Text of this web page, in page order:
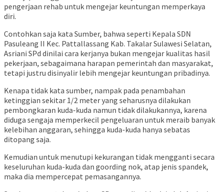
pengerjaan rehab untuk mengejar keuntungan memperkaya
diri.
Contohkan saja kata Sumber, bahwa seperti Kepala SDN
Pasuleang II Kec. Pattallassang Kab. Takalar Sulawesi Selatan,
Asriani SPd dinilai cara kerjanya bukan mengejar kualitas hasil
pekerjaan, sebagaimana harapan pemerintah dan masyarakat,
tetapi justru disinyalir lebih mengejar keuntungan pribadinya.
Kenapa tidak kata sumber, nampak pada penambahan
ketinggian sekitar 1/2 meter yang seharusnya dilakukan
pembongkaran kuda-kuda namun tidak dilakukannya, karena
diduga sengaja memperkecil pengeluaran untuk meraib banyak
kelebihan anggaran, sehingga kuda-kuda hanya sebatas
ditopang saja.
Kemudian untuk menutupi kekurangan tidak mengganti secara
keseluruhan kuda-kuda dan goording nok, atap jenis spandek,
maka dia mempercepat pemasangannya.